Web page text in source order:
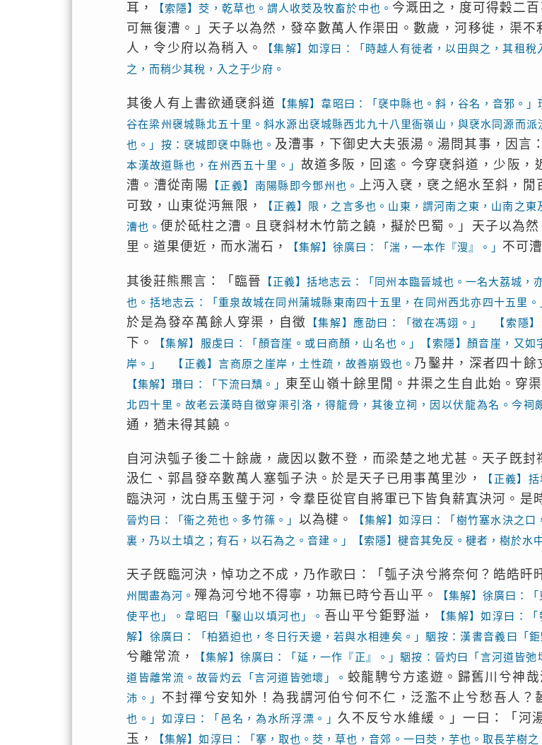
耳，
【索隱】茭，乾草也。謂人收茭及牧畜於中也。 今溉田之，度可得穀二
可無復漕。」天子以為然，發卒數萬人作渠田。數歲，河移徙，渠
人，令少府以為稍入。
【集解】如淳曰：「時越人有徙者，以田與之，其租
之，而稍少其稅，入之于少府。
其後人有上書欲通裦斜道
【集解】韋昭曰：「裦中縣也。斜，谷名，音邪。
谷在梁州襃城縣北五十里。斜水源出裦城縣西北九十八里衙嶺山，與裦水同源而
也。」按：裦城即裦中縣也。 及漕事，下御史大夫張湯。湯問其事，因言
本漢故道縣也，在州西五十里。」 故道多阪，回逺。今穿裦斜道，少阪，
漕。漕從南陽
【正義】南陽縣即今鄧州也。 上沔入裦，裦之絕水至斜，
可致，山東從沔無限，
【正義】限，之言多也。山東，謂河南之東，山南之
漕也。便於砥柱之漕。且裦斜材木竹箭之饒，擬於巴蜀。」天子以為
里。道果便近，而水湍石，
【集解】徐廣曰：「湍，一本作『溲』。」 不可漕
其後莊熊羆言：「臨晉 【正義】括地志云：「同州本臨晉城也。一名大荔城，
也。括地志云：「重泉故城在同州蒲城縣東南四十五里，在同州西北亦四十五里。
於是為發卒萬餘人穿渠，自徵
【集解】應劭曰：「徵在馮翊。」 【索隱
下。
【集解】服虔曰：「顏音崖。或曰商顏，山名也。」【索隱】顏音崖，又如
岸。」 【正義】言商原之崖岸，土性疏，故善崩毀也。 乃鑿井，深者四十餘
【集解】瓚曰：「下流曰穨。」 東至山嶺十餘里閒。井渠之生自此始。穿渠
北四十里。故老云漢時自徵穿渠引洛，得龍骨，其後立祠，因以伏龍為名。今祠
通，猶未得其饒。
自河決瓠子後二十餘歲，歲因以數不登，而梁楚之地尤甚。天子旣
汲仁、郭昌發卒數萬人塞瓠子決。於是天子已用事萬里沙，
【正義】
臨決河，沈白馬玉璧于河，令羣臣從官自將軍已下皆負薪寘決河。是
晉灼曰：「衞之苑也。多竹篠。」 以為楗。
【集解】如淳曰：「樹竹塞水決之
裏，乃以土填之；有石，以石為之。音建。」【索隱】楗音其免反。楗者，樹於水
天子旣臨河決，悼功之不成，乃作歌曰：「瓠子決兮將奈何？皓皓旰
州閭盡為河。殫為河兮地不得寧，功無已時兮吾山平。
【集解】徐廣曰：
使平也」。韋昭曰「鑿山以填河也」。 吾山平兮鉅野溢， 【集解】如淳曰：
解】徐廣曰：「柏猶迫也，冬日行天邊，若與水相連矣。」駰按：漢書音義曰「
兮離常流，
【集解】徐廣曰：「延，一作『正』。」駰按：晉灼曰「言河道皆
道皆離常流。故晉灼云「言河道皆弛壞」。 蛟龍騁兮方逺遊。歸舊川兮神哉
沛。」 不封禪兮安知外！為我謂河伯兮何不仁，泛濫不止兮愁吾人？
也。」如淳曰：「邑名，為水所浮漂。」久不反兮水維緩。」一曰：「河
玉，
【集解】如淳曰：「搴，取也。茭，草也，音郊。一曰茭，芋也。取長芋樹